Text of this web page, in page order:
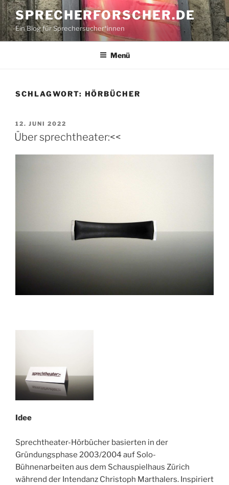
Zum
Inhalt
springen
SPRECHERFORSCHER.DE
Ein Blog für Sprechersucher*innen
Menü
SCHLAGWORT: HÖRBÜCHER
VERÖFFENTLICHT
AM
12. JUNI 2022
Über sprechtheater:<<
Idee
Sprechtheater-Hörbücher basierten in der
Gründungsphase 2003/2004 auf Solo-
Bühnenarbeiten aus dem Schauspielhaus Zürich
während der Intendanz Christoph Marthalers. Inspiriert